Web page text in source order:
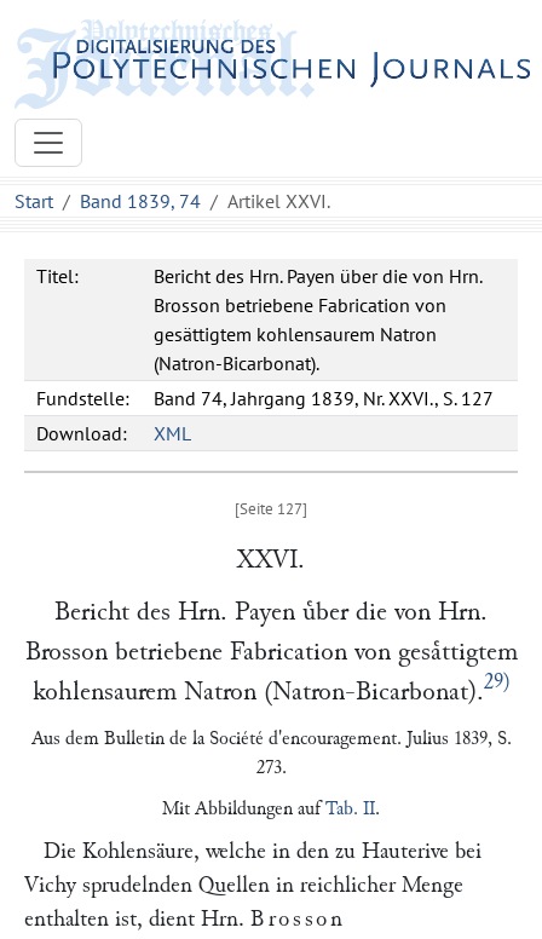
Start Band 1839, 74 Artikel XXVI.
Titel:
Bericht des Hrn. Payen über die von Hrn.
Brosson betriebene Fabrication von
gesättigtem kohlensaurem Natron
(Natron-Bicarbonat).
Fundstelle:
Band 74, Jahrgang 1839, Nr. XXVI., S. 127
Download:
XML
XXVI.
Bericht des Hrn. Payen uͤber die von Hrn.
Brosson betriebene Fabrication von gesaͤttigtem
kohlensaurem Natron (Natron-Bicarbonat).29)
Aus dem Bulletin de la Société d'encouragement. Julius 1839, S.
273.
Mit Abbildungen aufTab. II.
Die Kohlensäure, welche in den zu Hauterive bei
Vichy sprudelnden Quellen in reichlicher Menge
enthalten ist, dient Hrn. Brosson